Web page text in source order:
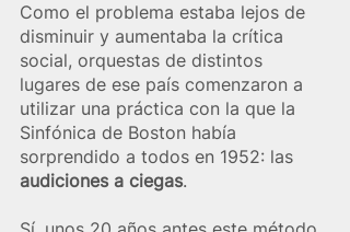
Como el problema estaba lejos de
disminuir y aumentaba la crítica
social, orquestas de distintos
lugares de ese país comenzaron a
utilizar una práctica con la que la
Sinfónica de Boston había
sorprendido a todos en 1952: las
audiciones a ciegas.